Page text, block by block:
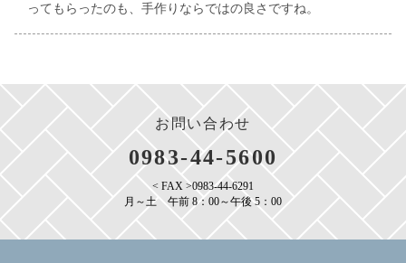
ってもらったのも、手作りならではの良さですね。
お問い合わせ
0983-44-5600
< FAX >0983-44-6291
月～土 午前 8：00～午後 5：00